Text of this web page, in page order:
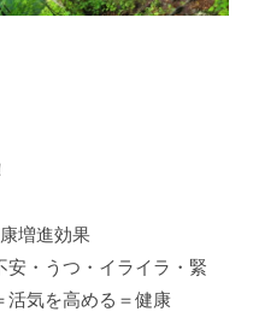
増進効果
・うつ・イライラ・緊
活気を高める＝健康